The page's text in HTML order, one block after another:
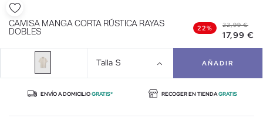
CAMISA MANGA CORTA RÚSTICA RAYAS
DOBLES
22% 22,99 €
17,99 €
Talla S AÑADIR
ENVÍO A DOMICILIOGRATIS* RECOGER EN TIENDAGRATIS